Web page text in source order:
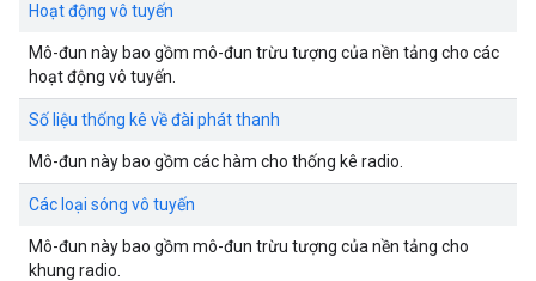
Hoạt động vô tuyến
Mô-đun này bao gồm mô-đun trừu tượng của nền tảng cho các
hoạt động vô tuyến.
Số liệu thống kê về đài phát thanh
Mô-đun này bao gồm các hàm cho thống kê radio.
Các loại sóng vô tuyến
Mô-đun này bao gồm mô-đun trừu tượng của nền tảng cho
khung radio.